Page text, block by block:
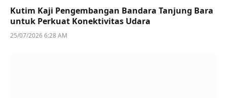
Kutim Kaji Pengembangan Bandara Tanjung Bara
untuk Perkuat Konektivitas Udara
25/07/2026 6:28 AM